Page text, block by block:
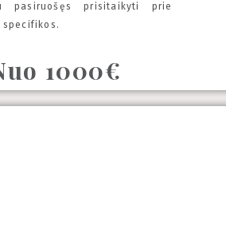
pasiruošęs prisitaikyti prie
1000€